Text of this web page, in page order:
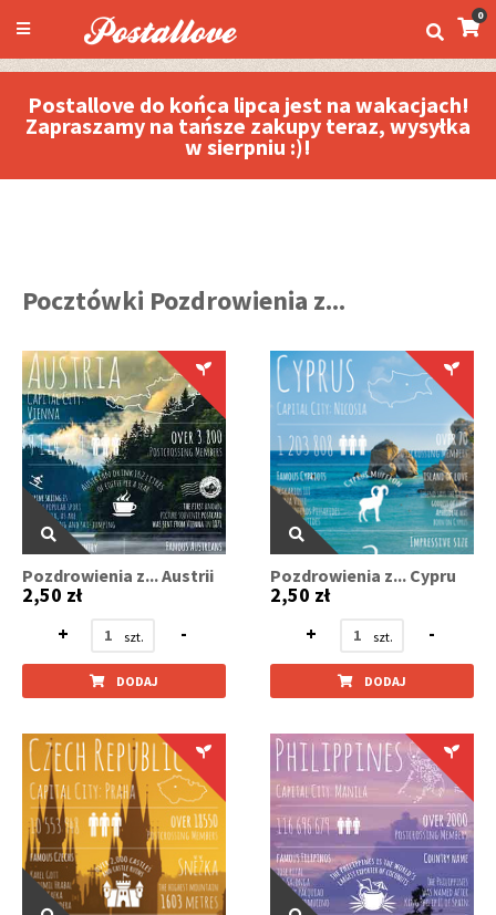
0
Postallove do końca lipca jest na wakacjach!
Zapraszamy na tańsze zakupy teraz, wysyłka
w sierpniu :)!
Pocztówki Pozdrowienia z...
Pozdrowienia z... Austrii
2,50 zł
+
-
DODAJ
Pozdrowienia z... Cypru
2,50 zł
+
-
DODAJ